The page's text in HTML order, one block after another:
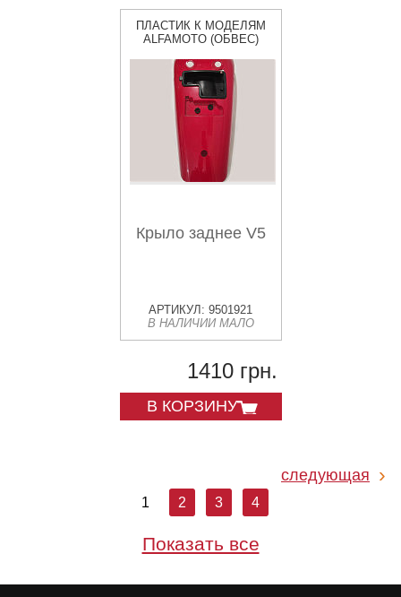
ПЛАСТИК К МОДЕЛЯМ
ALFAMOTO (ОБВЕС)
Крыло заднее V5
АРТИКУЛ: 9501921
В НАЛИЧИИ МАЛО
1410 грн.
В КОРЗИНУ
следующая
1 2 3 4
Показать все